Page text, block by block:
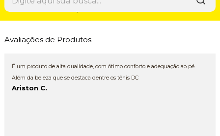
Avaliações de Produtos
É um produto de alta qualidade, com ótimo conforto e adequação ao pé.
Além da beleza que se destaca dentre os tênis DC
Ariston C.